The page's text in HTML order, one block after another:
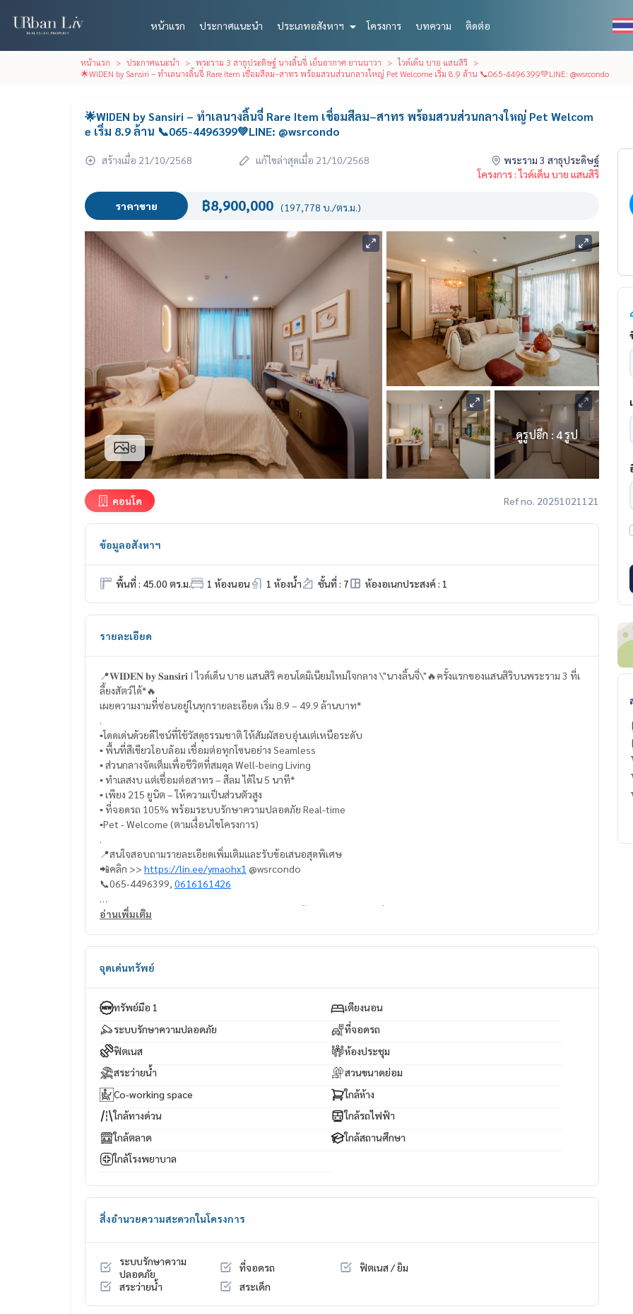
หน้าแรก ประกาศแนะนำ ประเภทอสังหาฯ โครงการ บทความ ติดต่อ
หน้าแรก ประกาศแนะนำ พระราม 3 สาธุประดิษฐ์ นางลิ้นจี่ เย็นอากาศ ยานนาวา
ไวด์เด็น บาย แสนสิริ
🌟WIDEN by Sansiri – ทำเลนางลิ้นจี่ Rare Item เชื่อมสีลม–สาทร พร้อมสวนส่วนกลางใหญ่ Pet Welcome เริ่ม 8.9 ล้าน 📞065-4496399💚LINE: @wsrcondo
🌟WIDEN by Sansiri – ทำเลนางลิ้นจี่ Rare Item เชื่อมสีลม–สาทร พร้อมสวนส่วนกลางใหญ่ Pet Welcom
e เริ่ม 8.9 ล้าน 📞065-4496399💚LINE: @wsrcondo
สร้างเมื่อ 21/10/2568 แก้ไขล่าสุดเมื่อ 21/10/2568
พระราม 3 สาธุประดิษฐ์
โครงการ : ไวด์เด็น บาย แสนสิริ
ราคาขาย ฿8,900,000 (197,778 บ./ตร.ม.)
8
ดูรูปอีก : 4 รูป
คอนโด Ref no. 20251021121
ข้อมูลอสังหาฯ
พื้นที่ : 45.00 ตร.ม. 1 ห้องนอน 1 ห้องน้ำ ชั้นที่ : 7 ห้องอเนกประสงค์ : 1
รายละเอียด
📍𝐖𝐈𝐃𝐄𝐍 𝐛𝐲 𝐒𝐚𝐧𝐬𝐢𝐫𝐢 I ไวด์เด็น บาย แสนสิริ คอนโดมิเนียมใหม่ใจกลาง \"นางลิ้นจี่\"🔥ครั้งแรกของแสนสิริบนพระราม 3 ที่เ
ลี้ยงสัตว์ได้*🔥
เผยความงามที่ซ่อนอยู่ในทุกรายละเอียด เริ่ม 8.9 – 49.9 ล้านบาท*
▪️โดดเด่นด้วยดีไซน์ที่ใช้วัสดุธรรมชาติ ให้สัมผัสอบอุ่นแต่เหนือระดับ
▪️ พื้นที่สีเขียวโอบล้อม เชื่อมต่อทุกโซนอย่าง Seamless
▪️ ส่วนกลางจัดเต็มเพื่อชีวิตที่สมดุล Well-being Living
▪️ ทำเลสงบ แต่เชื่อมต่อสาทร – สีลม ได้ใน 5 นาที*
▪️ เพียง 215 ยูนิต – ให้ความเป็นส่วนตัวสูง
▪️ ที่จอดรถ 105% พร้อมระบบรักษาความปลอดภัย Real-time
▪️Pet - Welcome (ตามเงื่อนไขโครงการ)
📍สนใจสอบถามรายละเอียดเพิ่มเติมและรับข้อเสนอสุดพิเศษ
📲คลิก >> https://lin.ee/ymaohx1 @wsrcondo
📞065-4496399, 0616161426
#WIDENbySansiri #ไวด์เด็นบายแสนสิริ #คอนโดเลี้ยงสัตว์ได้ #นางลิ้นจี่ #พระราม3 #Sansiri
อ่านเพิ่มเติม
จุดเด่นทรัพย์
ทรัพย์มือ 1
เตียงนอน
ระบบรักษาความปลอดภัย
ที่จอดรถ
ฟิตเนส
ห้องประชุม
สระว่ายน้ำ
สวนขนาดย่อม
Co-working space
ใกล้ห้าง
ใกล้ทางด่วน
ใกล้รถไฟฟ้า
ใกล้ตลาด
ใกล้สถานศึกษา
ใกล้โรงพยาบาล
สิ่งอำนวยความสะดวกในโครงการ
ระบบรักษาความ
ปลอดภัย
ที่จอดรถ
ฟิตเนส / ยิม
สระว่ายน้ำ
สระเด็ก